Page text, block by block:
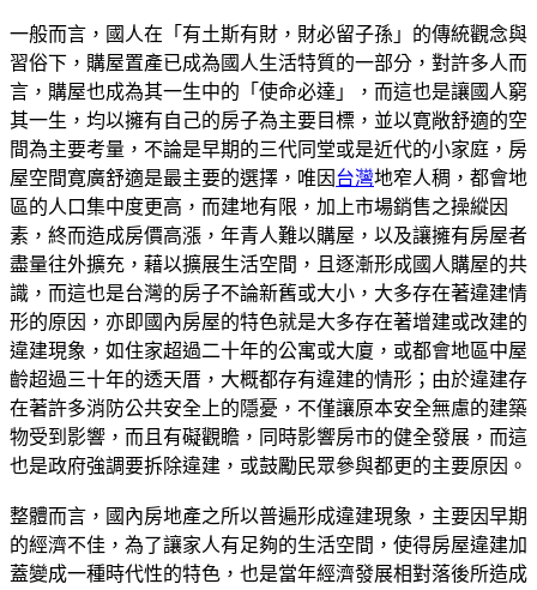
一般而言，國人在「有土斯有財，財必留子孫」的傳統觀念與
習俗下，購屋置產已成為國人生活特質的一部分，對許多人而
言，購屋也成為其一生中的「使命必達」，而這也是讓國人窮
其一生，均以擁有自己的房子為主要目標，並以寛敞舒適的空
間為主要考量，不論是早期的三代同堂或是近代的小家庭，房
屋空間寛廣舒適是最主要的選擇，唯因 台灣地窄人稠，都會地
區的人口集中度更高，而建地有限，加上市場銷售之操縱因
素，終而造成房價高漲，年青人難以購屋，以及讓擁有房屋者
盡量往外擴充，藉以擴展生活空間，且逐漸形成國人購屋的共
識，而這也是台灣的房子不論新舊或大小，大多存在著違建情
形的原因，亦即國內房屋的特色就是大多存在著增建或改建的
違建現象，如住家超過二十年的公寓或大廈，或都會地區中屋
齡超過三十年的透天厝，大概都存有違建的情形；由於違建存
在著許多消防公共安全上的隱憂，不僅讓原本安全無慮的建築
物受到影響，而且有礙觀瞻，同時影響房市的健全發展，而這
也是政府強調要拆除違建，或鼓勵民眾參與都更的主要原因。
整體而言，國內房地產之所以普遍形成違建現象，主要因早期
的經濟不佳，為了讓家人有足夠的生活空間，使得房屋違建加
蓋變成一種時代性的特色，也是當年經濟發展相對落後所造成